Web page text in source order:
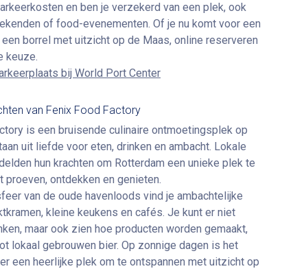
en ben je verzekerd van een plek, ook
of food-evenementen. Of je nu komt voor een
borrel met uitzicht op de Maas, online reserveren
keuze.
bij World Port Center
van Fenix Food Factory
is een bruisende culinaire ontmoetingsplek op
uit liefde voor eten, drinken en ambacht. Lokale
hun krachten om Rotterdam een unieke plek te
proeven, ontdekken en genieten.
van de oude havenloods vind je ambachtelijke
kleine keukens en cafés. Je kunt er niet
maar ook zien hoe producten worden gemaakt,
lokaal gebrouwen bier. Op zonnige dagen is het
een heerlijke plek om te ontspannen met uitzicht op